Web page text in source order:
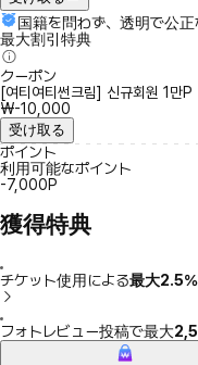
国籍を問わず、透明で公正
最大割引特典
クーポン
[여티여티썬크림] 신규회원 1만P
₩-10,000
受け取る
ポイント
利用可能なポイント
-7,000P
獲得特典
チケット使用による最大2.5
フォトレビュー投稿で最大